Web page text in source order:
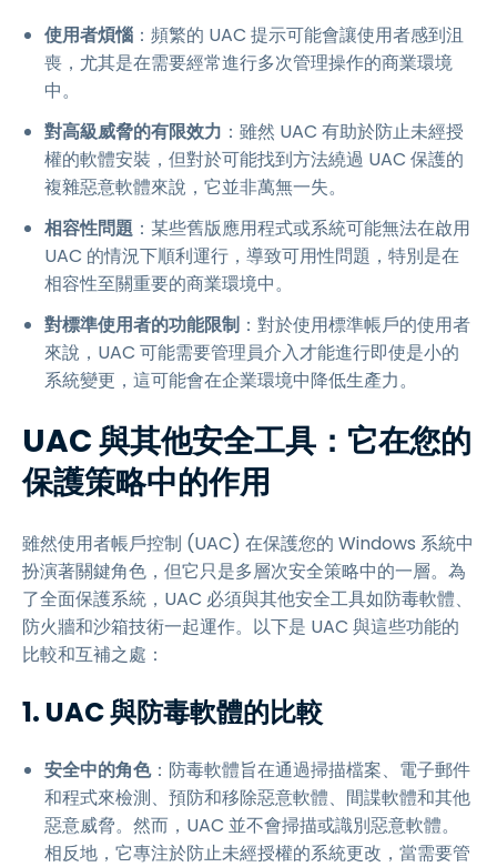
使用者煩惱 ：頻繁的 UAC 提示可能會讓使用者感到沮
喪，尤其是在需要經常進行多次管理操作的商業環境
中。
對高級威脅的有限效力 ：雖然 UAC 有助於防止未經授
權的軟體安裝，但對於可能找到方法繞過 UAC 保護的
複雜惡意軟體來說，它並非萬無一失。
相容性問題 ：某些舊版應用程式或系統可能無法在啟用
UAC 的情況下順利運行，導致可用性問題，特別是在
相容性至關重要的商業環境中。
對標準使用者的功能限制 ：對於使用標準帳戶的使用者
來說，UAC 可能需要管理員介入才能進行即使是小的
系統變更，這可能會在企業環境中降低生產力。
UAC 與其他安全工具：它在您的
保護策略中的作用
雖然使用者帳戶控制 (UAC) 在保護您的 Windows 系統中
扮演著關鍵角色，但它只是多層次安全策略中的一層。為
了全面保護系統，UAC 必須與其他安全工具如防毒軟體、
防火牆和沙箱技術一起運作。以下是 UAC 與這些功能的
比較和互補之處：
1. UAC 與防毒軟體的比較
安全中的角色：防毒軟體旨在通過掃描檔案、電子郵件
和程式來檢測、預防和移除惡意軟體、間諜軟體和其他
惡意威脅。然而，UAC 並不會掃描或識別惡意軟體。
相反地，它專注於防止未經授權的系統更改，當需要管